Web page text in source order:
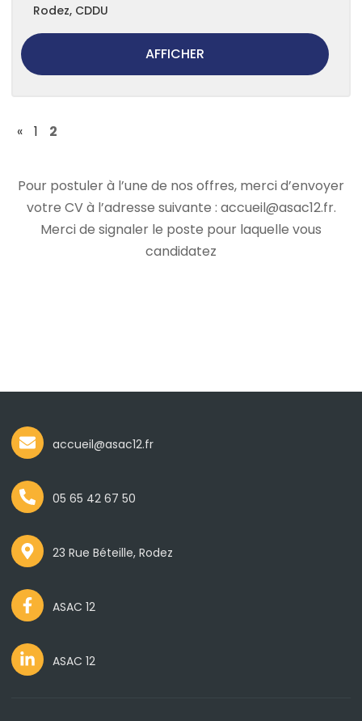
Rodez, CDDU
AFFICHER
« 1 2
Pour postuler à l’une de nos offres, merci d’envoyer
votre CV à l’adresse suivante : accueil@asac12.fr.
Merci de signaler le poste pour laquelle vous
candidatez
accueil@asac12.fr
05 65 42 67 50
23 Rue Béteille, Rodez
ASAC 12
ASAC 12